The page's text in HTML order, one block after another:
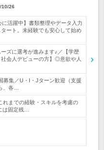
10/26
に活躍中】書類整理やデータ入力
ート。未経験でも安心して始め
ズに選考が進みます♪／【学歴
会人デビューの方】◎意欲や人
募集／U・I・Jターン歓迎（支援
、各…
までの経験・スキルを考慮の
は固定残…